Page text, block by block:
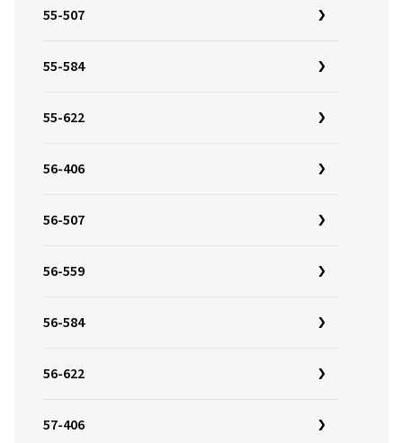
55-507
55-584
55-622
56-406
56-507
56-559
56-584
56-622
57-406